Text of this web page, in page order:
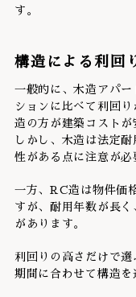
す。
構造による利回
一般的に、木造アパ
ションに比べて利回
造の方が建築コストが
しかし、木造は法定
性がある点に注意が必
一方、RC造は物件価
すが、耐用年数が長
があります。
利回りの高さだけで
期間に合わせて構造を